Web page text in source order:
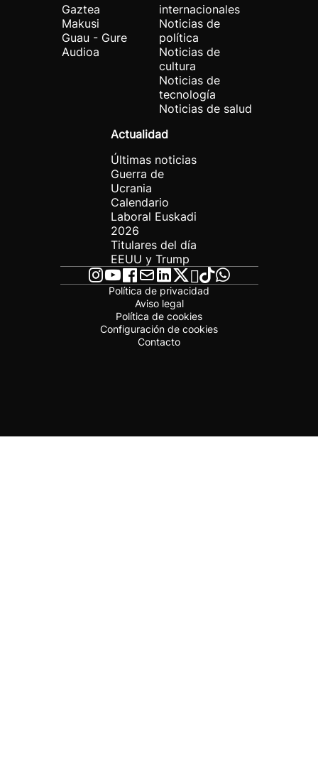
Gaztea
Makusi
Guau - Gure
Audioa
internacionales
Noticias de
política
Noticias de
cultura
Noticias de
tecnología
Noticias de salud
Actualidad
Últimas noticias
Guerra de
Ucrania
Calendario
Laboral Euskadi
2026
Titulares del día
EEUU y Trump
Política de privacidad
Aviso legal
Política de cookies
Configuración de cookies
Contacto